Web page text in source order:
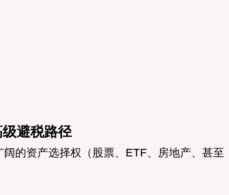
避税路径
的资产选择权（股票、ETF、房地产、甚至